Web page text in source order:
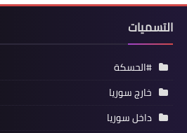
التسميات
#الحسكة
خارج سوريا
داخل سوريا